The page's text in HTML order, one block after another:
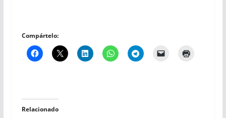
Compártelo:
Relacionado